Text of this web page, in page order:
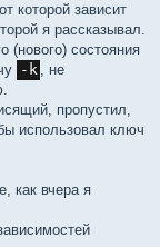
которой зависит
я рассказывал.
(нового) состояния
-k , не
пропустил,
использовал ключ
как вчера я